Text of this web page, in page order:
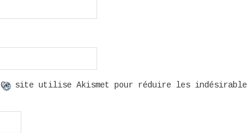
Ce site utilise Akismet pour réduire les